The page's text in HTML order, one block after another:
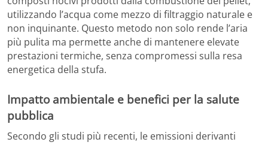
utilizzando l’acqua come mezzo di filtraggio naturale e
non inquinante. Questo metodo non solo rende l’aria
più pulita ma permette anche di mantenere elevate
prestazioni termiche, senza compromessi sulla resa
energetica della stufa.
Impatto ambientale e benefici per la salute
pubblica
Secondo gli studi più recenti, le emissioni derivanti